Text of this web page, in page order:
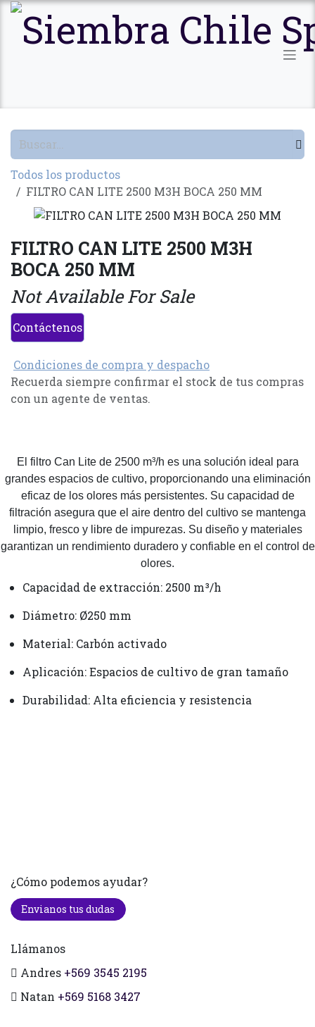
Ir al contenido
Todos los productos
FILTRO CAN LITE 2500 M3H BOCA 250 MM
FILTRO CAN LITE 2500 M3H
BOCA 250 MM
Not Available For Sale
Contáctenos
Condiciones de compra y despacho
Recuerda siempre confirmar el stock de tus compras
con un agente de ventas.
El filtro Can Lite de 2500 m³/h es una solución ideal para
grandes espacios de cultivo, proporcionando una eliminación
eficaz de los olores más persistentes. Su capacidad de
filtración asegura que el aire dentro del cultivo se mantenga
limpio, fresco y libre de impurezas. Su diseño y materiales
garantizan un rendimiento duradero y confiable en el control de
olores.
Capacidad de extracción: 2500 m³/h
Diámetro: Ø250 mm
Material: Carbón activado
Aplicación: Espacios de cultivo de gran tamaño
Durabilidad: Alta eficiencia y resistencia
¿Cómo podemos ayudar?
Envianos tus dudas
Llámanos
Andres +569 3545 2195
Natan +569 5168 3427